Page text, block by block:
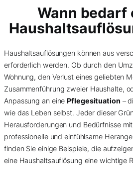
Wann bedarf
Haushaltsauflösungen können aus
erforderlich werden. Ob durch den
Wohnung, den Verlust eines geliebten
Zusammenführung zweier Haushalte,
Anpassung an einePflegesituation –
wie das Leben selbst. Jeder dieser
Herausforderungen und Bedürfnisse
professionelle und einfühlsame
finden Sie einige Beispiele, die
eine Haushaltsauflösung eine wichtige